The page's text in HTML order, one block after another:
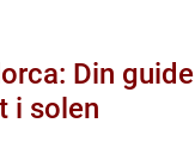
Din guide
i solen